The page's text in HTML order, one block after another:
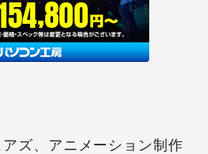
ズ、アニメーション制作